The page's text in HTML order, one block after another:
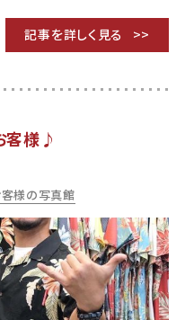
記事を詳しく見る
客様♪
客様の写真館